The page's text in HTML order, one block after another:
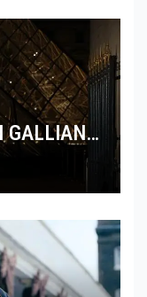
GALLIANO
DEL REY